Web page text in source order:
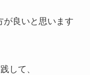
が良いと思います
して、